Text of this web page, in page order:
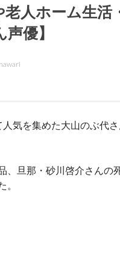
老人ホーム生活
優】
気を集めた大山のぶ代
旦那・砂川啓介さんの